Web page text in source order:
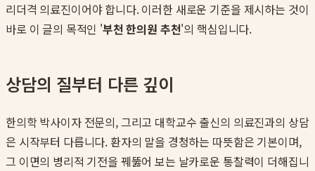
리더격 의료진이어야 합니다. 이러한 새로운 기준을 제시하는 것이
바로 이 글의 목적인 '부천 한의원 추천'의 핵심입니다.
상담의 질부터 다른 깊이
한의학 박사이자 전문의, 그리고 대학교수 출신의 의료진과의 상담
은 시작부터 다릅니다. 환자의 말을 경청하는 따뜻함은 기본이며,
그 이면의 병리적 기전을 꿰뚫어 보는 날카로운 통찰력이 더해집니